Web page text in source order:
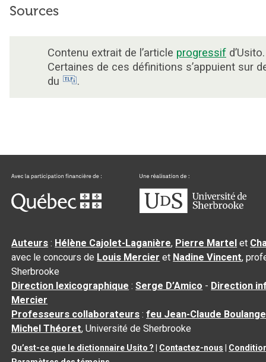
Sources
Contenu extrait de l’article progressif d’Usito.
Certaines de ces définitions s’appuient sur
du
.
Auteurs : Hélène Cajolet-Laganière, Pierre Martel et
avec le concours de Louis Mercier et Nadine Vincent,
Sherbrooke
Direction lexicographique :Serge D’Amico - Direction
Mercier
Professeurs collaborateurs :feu Jean-Claude
Michel Théoret, Université de Sherbrooke
Qu’est-ce que le dictionnaire Usito ? Contactez-nous